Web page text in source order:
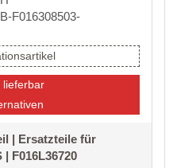
F016308503-
lieferbar
| Ersatzteile für
F016L36720